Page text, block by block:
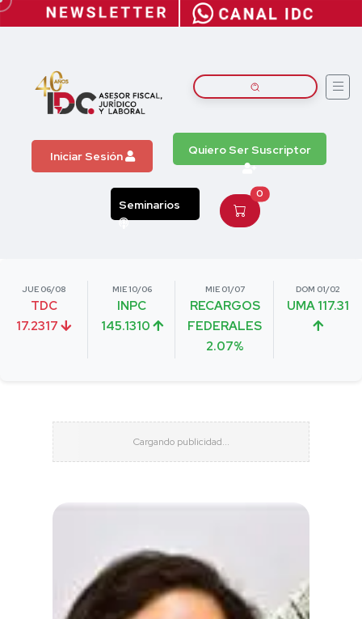
Iniciar Sesión Quiero Ser Suscriptor
Seminarios
0
JUE 06/08
TDC
17.2317
MIE 10/06
INPC
145.1310
MIE 01/07
RECARGOS
FEDERALES
2.07%
DOM 01/02
UMA 117.31